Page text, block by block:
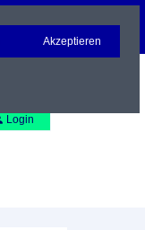
Login
Akzeptieren